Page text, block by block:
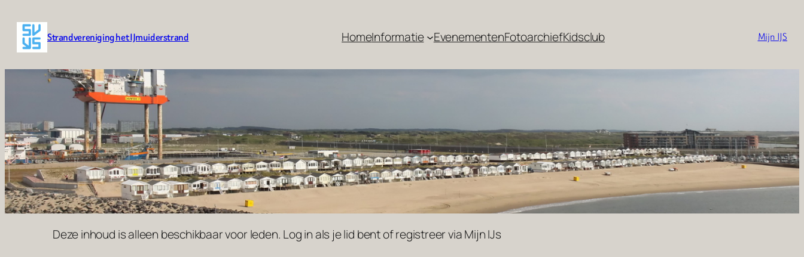
naar
de
inhoud
Strandvereniging het IJmuiderstrand HomeInformatie EvenementenFotoarchiefKidsclub Mijn IJS
Deze inhoud is alleen beschikbaar voor leden. Log in als je lid bent of registreer via Mijn IJs